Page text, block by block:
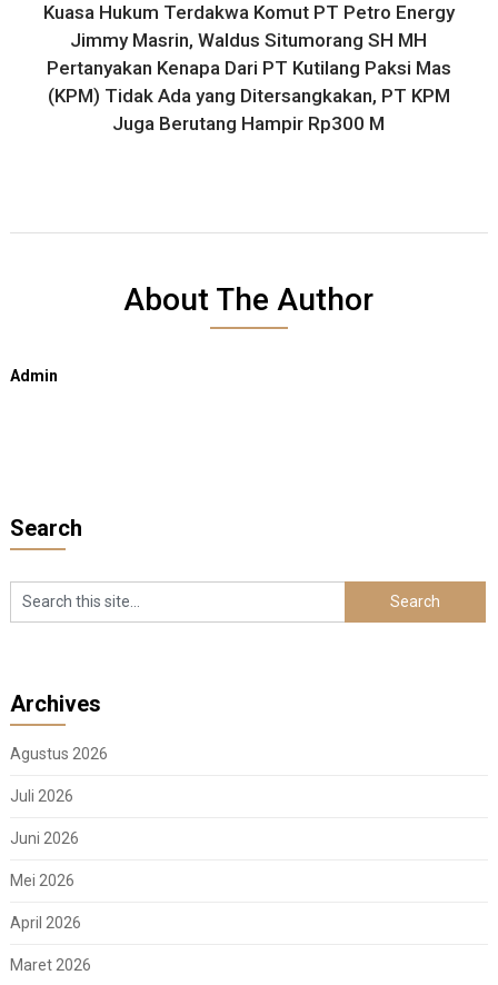
Kuasa Hukum Terdakwa Komut PT Petro Energy
Jimmy Masrin, Waldus Situmorang SH MH
Pertanyakan Kenapa Dari PT Kutilang Paksi Mas
(KPM) Tidak Ada yang Ditersangkakan, PT KPM
Juga Berutang Hampir Rp300 M
About The Author
Admin
Search
Archives
Agustus 2026
Juli 2026
Juni 2026
Mei 2026
April 2026
Maret 2026